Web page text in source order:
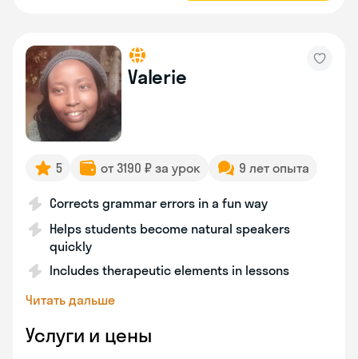
Valerie
5 от 3190 ₽ за урок 9 лет опыта
Corrects grammar errors in a fun way
Helps students become natural speakers
quickly
Includes therapeutic elements in lessons
Читать дальше
Услуги и цены